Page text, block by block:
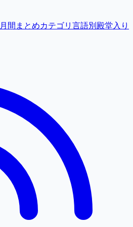
月間まとめカテゴリ 言語別殿堂入り